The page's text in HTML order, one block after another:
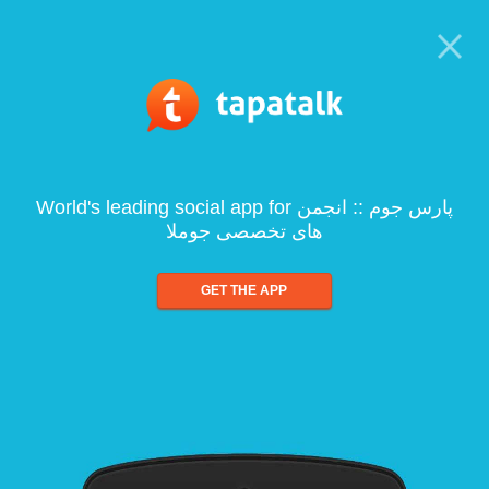
World's leading social app for پارس جوم :: انجمن
های تخصصی جوملا
GET THE APP